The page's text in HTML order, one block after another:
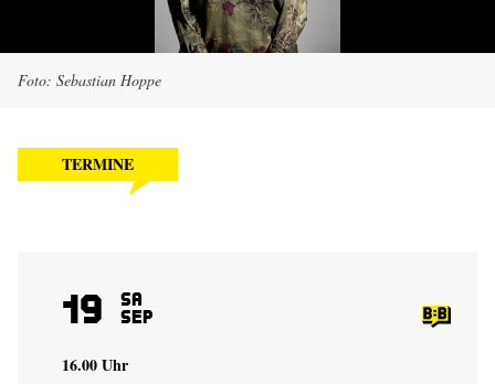
Foto: Sebastian Hoppe
TERMINE
19 Sa
Sep
16.00 Uhr